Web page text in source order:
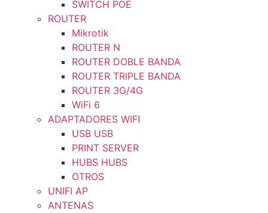
SWITCH POE
ROUTER
Mikrotik
ROUTER N
ROUTER DOBLE BANDA
ROUTER TRIPLE BANDA
ROUTER 3G/4G
WiFi 6
ADAPTADORES WIFI
USB USB
PRINT SERVER
HUBS HUBS
OTROS
UNIFI AP
ANTENAS